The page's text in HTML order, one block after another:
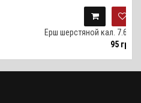
Ерш шерстяной кал. 7.62 под шомпол